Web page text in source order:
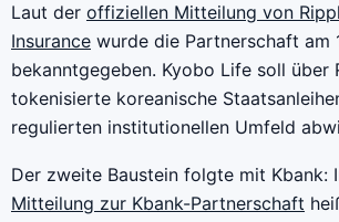
Laut der offiziellen Mitteilung von
Insurance wurde die Partnerschaft am
bekanntgegeben. Kyobo Life soll über
tokenisierte koreanische
regulierten institutionellen Umfeld
Der zweite Baustein folgte mit Kbank:
Mitteilung zur Kbank-Partnerschaft